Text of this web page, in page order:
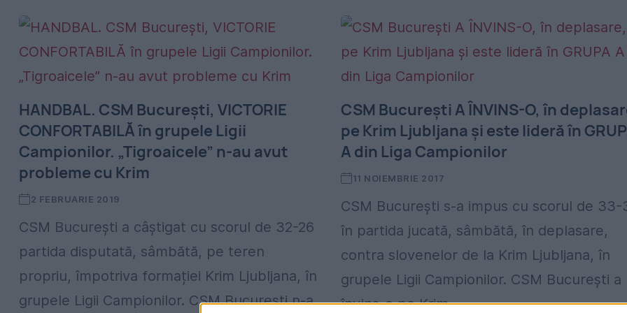
HANDBAL. CSM București, VICTORIE
CONFORTABILĂ în grupele Ligii
Campionilor. „Tigroaicele” n-au avut
probleme cu Krim
2 FEBRUARIE 2019
CSM București a câștigat cu scorul de 32-26
partida disputată, sâmbătă, pe teren
propriu, împotriva formației Krim Ljubljana, în
grupele Ligii Campionilor. CSM București n-a
CSM București A ÎNVINS-O, în
pe Krim Ljubljana și este lideră în
A din Liga Campionilor
11 NOIEMBRIE 2017
CSM București s-a impus cu scorul de 33-
în partida jucată, sâmbătă, în deplasare,
contra slovenelor de la Krim Ljubljana, în
grupele Ligii Campionilor. CSM București a
învins-o pe Krim...